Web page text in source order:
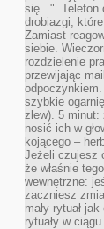
się...". Telefon
drobiazgi,
Zamiast
siebie.
rozdzielenie
przewijając
szybkie
zlew). 5 minut:
nosić ich w
kojącego –
Jeżeli czujesz
że właśnie
wewnętrzne:
zaczniesz
mały rytuał
rytuały w